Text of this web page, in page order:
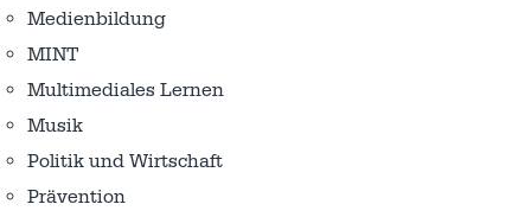
Medienbildung
MINT
Multimediales Lernen
Musik
Politik und Wirtschaft
Prävention